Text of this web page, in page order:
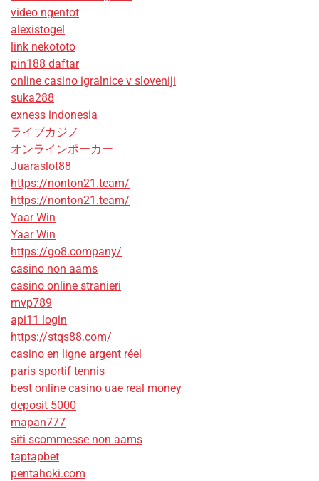
video ngentot
alexistogel
link nekototo
pin188 daftar
online casino igralnice v sloveniji
suka288
exness indonesia
ライブカジノ
オンラインポーカー
Juaraslot88
https://nonton21.team/
https://nonton21.team/
Yaar Win
Yaar Win
https://go8.company/
casino non aams
casino online stranieri
mvp789
api11 login
https://stqs88.com/
casino en ligne argent réel
paris sportif tennis
best online casino uae real money
deposit 5000
mapan777
siti scommesse non aams
taptapbet
pentahoki.com